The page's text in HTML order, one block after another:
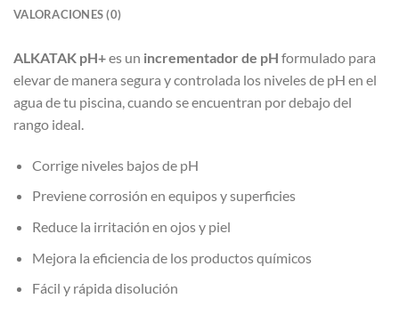
VALORACIONES (0)
ALKATAK pH+es un incrementador de pH formulado para
elevar de manera segura y controlada los niveles de pH en el
agua de tu piscina, cuando se encuentran por debajo del
rango ideal.
Corrige niveles bajos de pH
Previene corrosión en equipos y superficies
Reduce la irritación en ojos y piel
Mejora la eficiencia de los productos químicos
Fácil y rápida disolución